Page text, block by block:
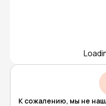
К сожалению, мы не